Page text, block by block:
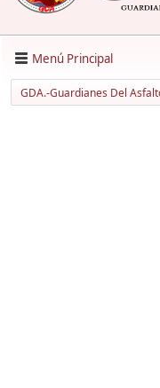
Menú Principal
GDA.-Guardianes Del